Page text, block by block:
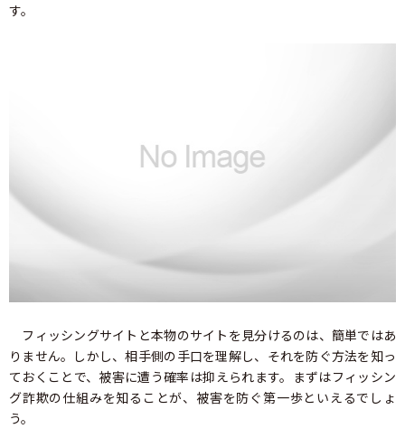
す。
フィッシングサイトと本物のサイトを見分けるのは、簡単ではあ
りません。しかし、相手側の手口を理解し、それを防ぐ方法を知っ
ておくことで、被害に遭う確率は抑えられます。まずはフィッシン
グ詐欺の仕組みを知ることが、被害を防ぐ第一歩といえるでしょ
う。